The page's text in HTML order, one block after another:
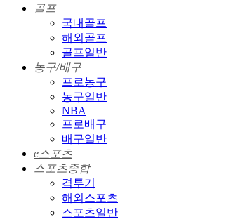
골프
국내골프
해외골프
골프일반
농구/배구
프로농구
농구일반
NBA
프로배구
배구일반
e스포츠
스포츠종합
격투기
해외스포츠
스포츠일반